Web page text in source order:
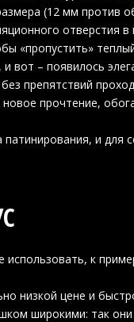
(12 мм против
отверстия в
«пропустить»
и вот – появилось
препятствий
новое прочтение,
и для
к
низкой цене и
широкими: так